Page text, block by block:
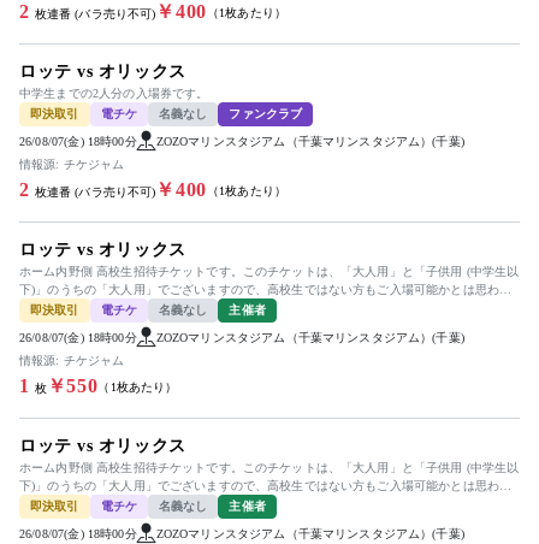
2 枚連番 (バラ売り不可) ￥400 （1枚あたり）
ロッテ vs オリックス
中学生までの2人分の入場券です。
即決取引
電チケ 名義なし ファンクラブ
26/08/07(金) 18時00分
ZOZOマリンスタジアム（千葉マリンスタジアム）(千葉)
情報源: チケジャム
2 枚連番 (バラ売り不可) ￥400 （1枚あたり）
ロッテ vs オリックス
ホーム内野側 高校生招待チケットです。このチケットは、「大人用」と「子供用 (中学生以
下)」のうちの「大人用」でございますので、高校生ではない方もご入場可能かとは思われ
ますものの断言は致しかね、...
即決取引 電チケ 名義なし 主催者
26/08/07(金) 18時00分
ZOZOマリンスタジアム（千葉マリンスタジアム）(千葉)
情報源: チケジャム
1 枚￥550 （1枚あたり）
ロッテ vs オリックス
ホーム内野側 高校生招待チケットです。このチケットは、「大人用」と「子供用 (中学生以
下)」のうちの「大人用」でございますので、高校生ではない方もご入場可能かとは思われ
ますものの断言は致しかね、...
即決取引 電チケ 名義なし 主催者
26/08/07(金) 18時00分 ZOZOマリンスタジアム（千葉マリンスタジアム）(千葉)